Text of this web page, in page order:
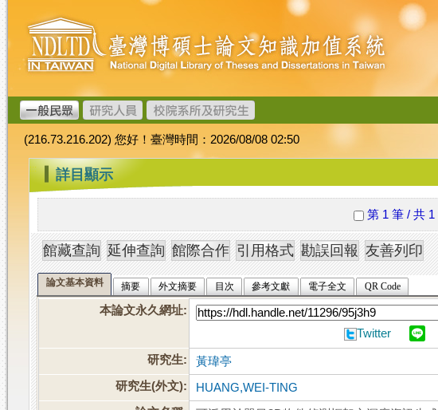
跳
到
主
要
內
容
臺
灣
博
碩
士
論
文
加
值
系
統
(216.73.216.202) 您好！臺灣時間：2026/08/08 02:50
::: 詳目顯示
第 1 筆 / 共 1
論文基本資料 摘要 外文摘要 目次 參考文獻 電子全文 QR Code
本論文永久網址:
Twitter
研究生:
黃瑋亭
研究生(外文):
HUANG,WEI-TING